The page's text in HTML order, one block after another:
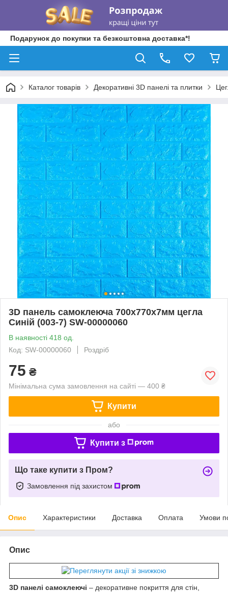
Подарунок до покупки та безкоштовна доставка*!
Каталог товарів Декоративні 3D панелі та плитки
3D панель самоклеюча 700х770х7мм цегла
Синій (003-7) SW-00000060
В наявності 418 од.
Код: SW-00000060
Роздріб
75 ₴
Мінімальна сума замовлення на сайті — 400 ₴
Купити
або
Купити з
Що таке купити з Пром?
Замовлення під захистом
Опис Характеристики Доставка Оплата Умови
Опис
3D панелі самоклеючі – декоративне покриття для стін,